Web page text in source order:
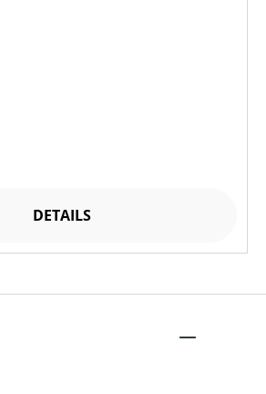
DETAILS